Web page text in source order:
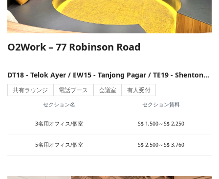
O2Work – 77 Robinson Road
DT18 - Telok Ayer / EW15 - Tanjong Pagar / TE19 - Shenton
Way
共有ラウンジ 電話ブース 会議室 有人受付
セクション名 セクション賃料
3名用オフィス/個室 S$ 1,500～S$ 2,250
5名用オフィス/個室 S$ 2,500～S$ 3,760